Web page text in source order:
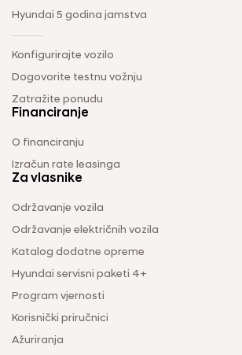
Hyundai 5 godina jamstva
Konfigurirajte vozilo
Dogovorite testnu vožnju
Zatražite ponudu
Financiranje
O financiranju
Izračun rate leasinga
Za vlasnike
Održavanje vozila
Održavanje električnih vozila
Katalog dodatne opreme
Hyundai servisni paketi 4+
Program vjernosti
Korisnički priručnici
Ažuriranja